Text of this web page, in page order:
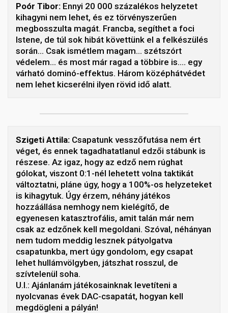
Poór Tibor: Ennyi 20 000 százalékos helyzetet
kihagyni nem lehet, és ez törvényszerűen
megbosszulta magát. Francba, segíthet a foci
Istene, de túl sok hibát követtünk el a felkészülés
során… Csak ismétlem magam… szétszórt
védelem… és most már ragad a többire is…. egy
várható dominó-effektus. Három középhátvédet
nem lehet kicserélni ilyen rövid idő alatt.
Szigeti Attila: Csapatunk vesszőfutása nem ért
véget, és ennek tagadhatatlanul edzői stábunk is
részese. Az igaz, hogy az edző nem rúghat
gólokat, viszont 0:1-nél lehetett volna taktikát
változtatni, pláne úgy, hogy a 100%-os helyzeteket
is kihagytuk. Úgy érzem, néhány játékos
hozzáállása nemhogy nem kielégítő, de
egyenesen katasztrofális, amit talán már nem
csak az edzőnek kell megoldani. Szóval, néhányan
nem tudom meddig lesznek pátyolgatva
csapatunkba, mert úgy gondolom, egy csapat
lehet hullámvölgyben, játszhat rosszul, de
szívtelenül soha.
U.I.: Ajánlanám játékosainknak levetíteni a
nyolcvanas évek DAC-csapatát, hogyan kell
megdögleni a pályán!